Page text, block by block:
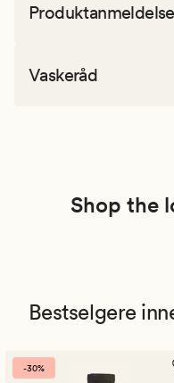
Vaskeråd
Shop the
Bestselgere
-30%